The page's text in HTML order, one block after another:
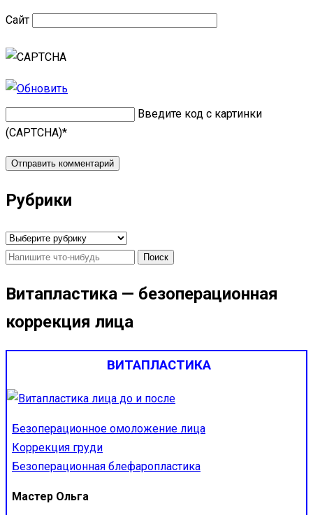
Сайт
Введите код с картинки
(CAPTCHA)*
Рубрики
Рубрики
Найти:
Витапластика — безоперационная
коррекция лица
ВИТАПЛАСТИКА
Безоперационное омоложение лица
Коррекция груди
Безоперационная блефаропластика
Мастер Ольга